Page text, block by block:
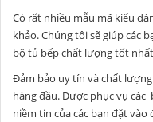
Có rất nhiều mẫu mã kiểu
khảo. Chúng tôi sẽ giúp các
bộ tủ bếp chất lượng tốt
Đảm bảo uy tín và chất
hàng đầu. Được phục vụ các
niềm tin của các bạn đặt